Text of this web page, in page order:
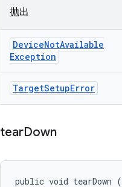
抛出
DeviceNotAvailable
Exception
TargetSetupError
tearDown
public void tearDown (